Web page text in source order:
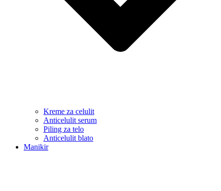
Kreme za celulit
Anticelulit serum
Piling za telo
Anticelulit blato
Manikir